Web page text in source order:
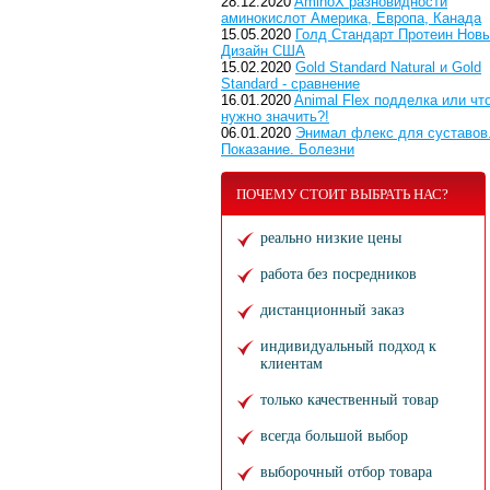
аминокислот Америка, Европа, Канада
15.05.2020 Голд Стандарт Протеин
Дизайн США
15.02.2020 Gold Standard Natural и Gold
Standard - сравнение
16.01.2020 Animal Flex подделка или
нужно значить?!
06.01.2020 Энимал флекс для суставов.
Показание. Болезни
ПОЧЕМУ СТОИТ ВЫБРАТЬ НАС?
реально низкие цены
работа без посредников
дистанционный заказ
индивидуальный подход к
клиентам
только качественный товар
всегда большой выбор
выборочный отбор товара